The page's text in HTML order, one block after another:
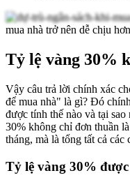
mua nhà trở nên dễ chịu hơn
Tỷ lệ vàng 30%
Vậy câu trả lời chính xác
để mua nhà" là gì? Đó
được tính thế nào và tại
30% không chỉ đơn thuần
tháng, mà là tổng tất cả
Tỷ lệ vàng 30%